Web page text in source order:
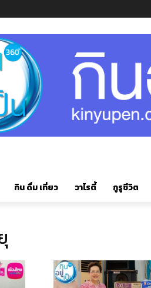
กิน ดื่ม เที่ยว วาไรตี้ กูรูชีวิต